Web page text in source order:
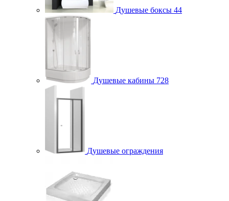
Душевые боксы 44
Душевые кабины 728
Душевые ограждения